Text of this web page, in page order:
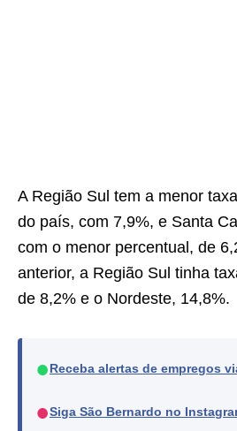
A Região Sul tem a menor
do país, com 7,9%, e Santa
com o menor percentual, de
anterior, a Região Sul tinha
de 8,2% e o Nordeste, 14,8%.
● Receba alertas de empregos
●Siga São Bernardo no